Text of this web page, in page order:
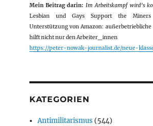
Mein Beitrag darin: Im Arbeitskampf wird’s
Lesbian und Gays Support the
Unterstützung von Amazon: außerbetriebliche
hilft nicht nur den Arbeiter_innen
https://peter-nowak-journalist.de/neue-
KATEGORIEN
Antimilitarismus (544)